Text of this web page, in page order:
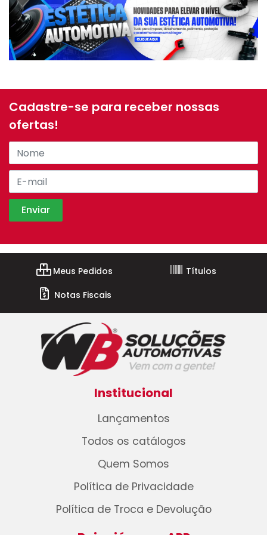
Cadastre-se para receber nossas
ofertas!
Meus Pedidos
Títulos
Notas Fiscais
Institucional
Lançamentos
Todos os catálogos
Quem Somos
Política de Privacidade
Política de Troca e Devolução